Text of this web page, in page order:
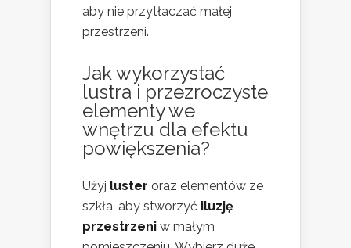
aby nie przytłaczać małej
przestrzeni.
Jak wykorzystać
lustra i przezroczyste
elementy we
wnętrzu dla efektu
powiększenia?
Użyj luster oraz elementów ze
szkła, aby stworzyć iluzję
przestrzeni w małym